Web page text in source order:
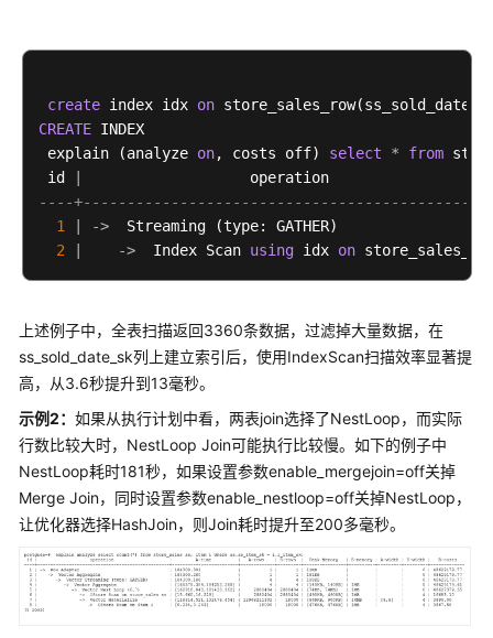
同
开
发
指
开
南
开
发
指
南
(9.1.1.x)
用
前
create index idx on
CREATE INDEX
explain (analyze on, costs off) select * from
id
----
1
->
Streaming (type:
2
->
  Index Scan
using idx on
上述例子中，全表扫描返回3360条数据，过滤掉大量数据，在
ss_sold_date_sk列上建立索引后，使用IndexScan扫描效率显著提
高，从3.6秒提升到13毫秒。
示例2： 如果从执行计划中看，两表join选择了NestLoop，而实际
行数比较大时，NestLoop Join可能执行比较慢。如下的例子中
NestLoop耗时181秒，如果设置参数enable_mergejoin=off关掉
Merge Join，同时设置参数enable_nestloop=off关掉NestLoop，
让优化器选择HashJoin，则Join耗时提升至200多毫秒。